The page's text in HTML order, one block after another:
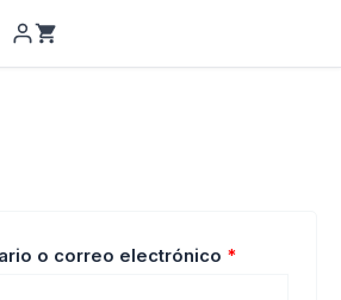
o correo electrónico *